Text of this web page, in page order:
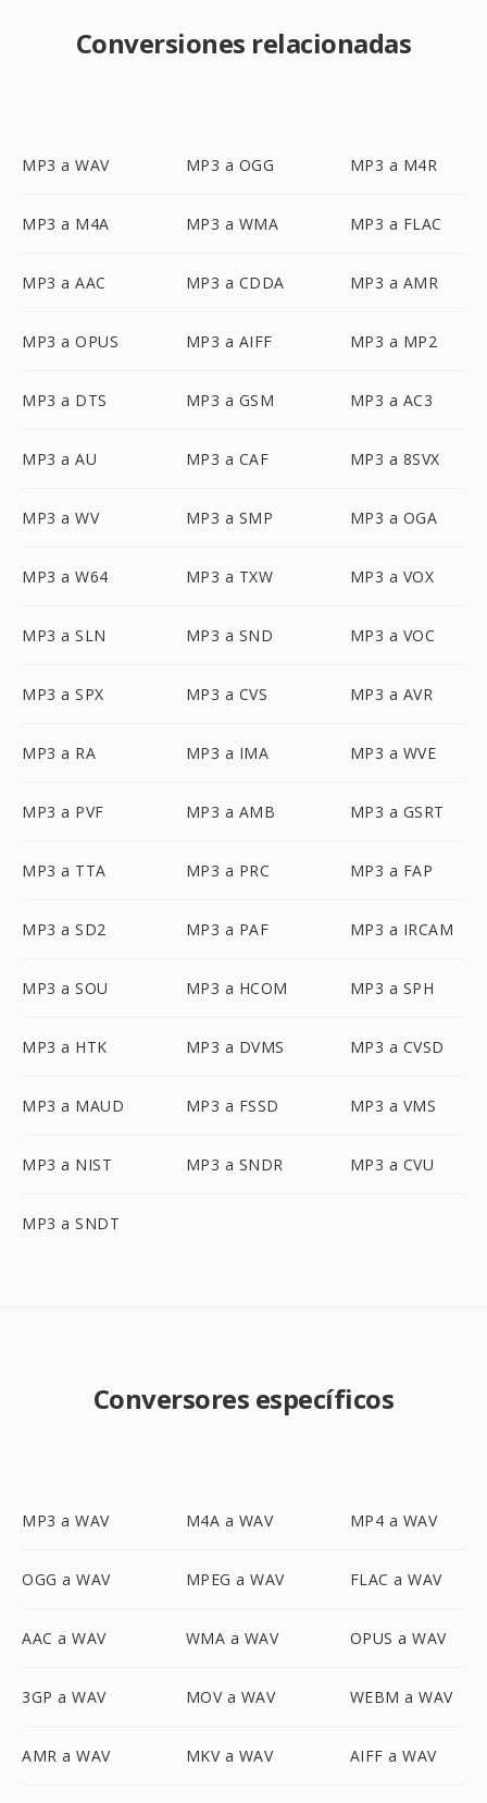
Conversiones relacionadas
MP3 a WAV MP3 a OGG MP3 a M4R
MP3 a M4A MP3 a WMA MP3 a FLAC
MP3 a AAC MP3 a CDDA MP3 a AMR
MP3 a OPUS MP3 a AIFF MP3 a MP2
MP3 a DTS MP3 a GSM MP3 a AC3
MP3 a AU MP3 a CAF MP3 a 8SVX
MP3 a WV MP3 a SMP MP3 a OGA
MP3 a W64 MP3 a TXW MP3 a VOX
MP3 a SLN MP3 a SND MP3 a VOC
MP3 a SPX MP3 a CVS MP3 a AVR
MP3 a RA MP3 a IMA MP3 a WVE
MP3 a PVF MP3 a AMB MP3 a GSRT
MP3 a TTA MP3 a PRC MP3 a FAP
MP3 a SD2 MP3 a PAF MP3 a IRCAM
MP3 a SOU MP3 a HCOM MP3 a SPH
MP3 a HTK MP3 a DVMS MP3 a CVSD
MP3 a MAUD MP3 a FSSD MP3 a VMS
MP3 a NIST MP3 a SNDR MP3 a CVU
MP3 a SNDT
Conversores específicos
MP3 a WAV M4A a WAV MP4 a WAV
OGG a WAV MPEG a WAV FLAC a WAV
AAC a WAV WMA a WAV OPUS a WAV
3GP a WAV MOV a WAV WEBM a WAV
AMR a WAV MKV a WAV AIFF a WAV